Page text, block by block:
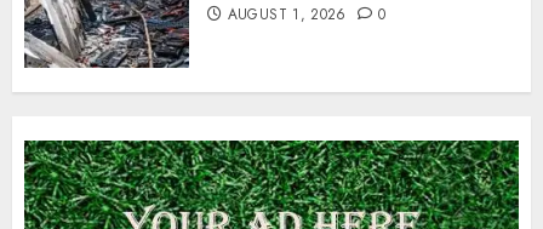
AUGUST 1, 2026 0